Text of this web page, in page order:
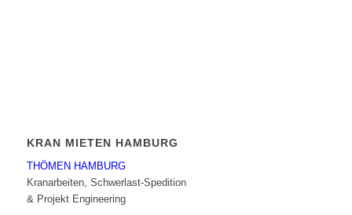
KRAN MIETEN HAMBURG
THÖMEN HAMBURG
Kranarbeiten, Schwerlast-Spedition
& Projekt Engineering